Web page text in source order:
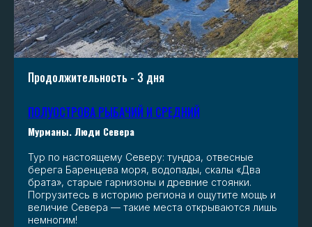
Продолжительность - 3 дня
ПОЛУОСТРОВА РЫБАЧИЙ И СРЕДНИЙ
Мурманы. Люди Севера
Тур по настоящему Северу: тундра, отвесные
берега Баренцева моря, водопады, скалы «Два
брата», старые гарнизоны и древние стоянки.
Погрузитесь в историю региона и ощутите мощь и
величие Севера — такие места открываются лишь
немногим!